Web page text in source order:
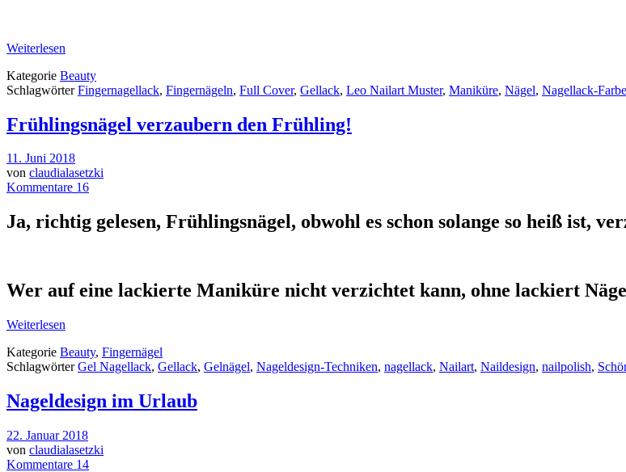
Weiterlesen
Kategorie Beauty
SchlagwörterFingernagellack, Fingernägeln, Full Cover, Gellack, Leo Nailart Muster, Maniküre, Nägel, Nagellack-
Frühlingsnägel verzaubern den Frühling!
11. Juni 2018
von claudialasetzki
Kommentare 16
Ja, richtig gelesen, Frühlingsnägel, obwohl es schon solange so heiß ist,
Wer auf eine lackierte Maniküre nicht verzichtet kann, ohne lackiert
Weiterlesen
Kategorie Beauty, Fingernägel
SchlagwörterGel Nagellack, Gellack, Gelnägel, Nageldesign-Techniken, nagellack, Nailart, Naildesign, nailpolish,
Nageldesign im Urlaub
22. Januar 2018
von claudialasetzki
Kommentare 14